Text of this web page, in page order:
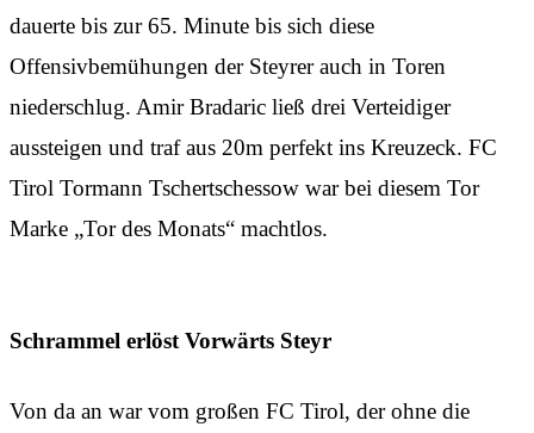
dauerte bis zur 65. Minute bis sich diese
Offensivbemühungen der Steyrer auch in Toren
niederschlug. Amir Bradaric ließ drei Verteidiger
aussteigen und traf aus 20m perfekt ins Kreuzeck. FC
Tirol Tormann Tschertschessow war bei diesem Tor
Marke „Tor des Monats“ machtlos.
Schrammel erlöst Vorwärts Steyr
Von da an war vom großen FC Tirol, der ohne die